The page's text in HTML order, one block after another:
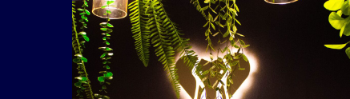
КОМПЛЕКСНОЕ ОФОРМЛЕНИЕ СПА-
САЛОНОВ «ТВОЙТАЙ»
вывеска, наклейка на дверь, баннеры